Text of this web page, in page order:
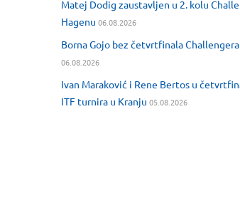
Matej Dodig zaustavljen u 2. kolu
Hagenu 06.08.2026
Borna Gojo bez četvrtfinala
06.08.2026
Ivan Maraković i Rene Bertos u
ITF turnira u Kranju 05.08.2026